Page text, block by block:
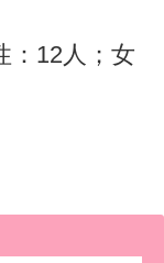
：12人；女